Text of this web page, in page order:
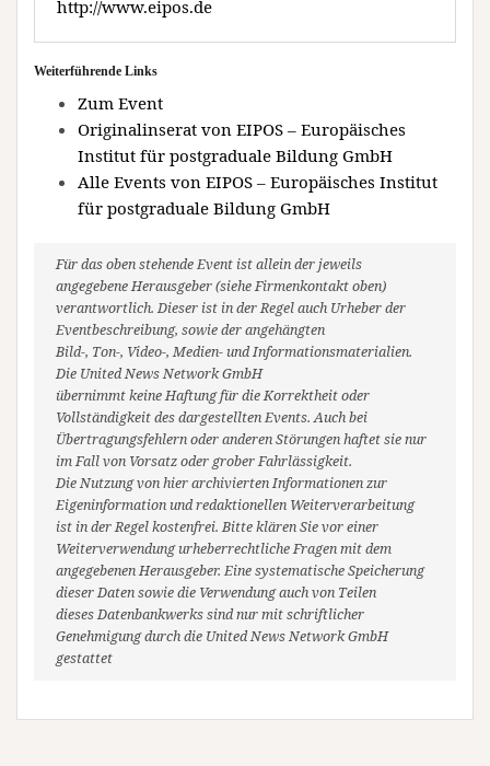
http://www.eipos.de
Weiterführende Links
Zum Event
Originalinserat von EIPOS – Europäisches
Institut für postgraduale Bildung GmbH
Alle Events von EIPOS – Europäisches Institut
für postgraduale Bildung GmbH
Für das oben stehende Event ist allein der jeweils
angegebene Herausgeber (siehe Firmenkontakt oben)
verantwortlich. Dieser ist in der Regel auch Urheber der
Eventbeschreibung, sowie der angehängten
Bild-, Ton-, Video-, Medien- und Informationsmaterialien.
Die United News Network GmbH
übernimmt keine Haftung für die Korrektheit oder
Vollständigkeit des dargestellten Events. Auch bei
Übertragungsfehlern oder anderen Störungen haftet sie nur
im Fall von Vorsatz oder grober Fahrlässigkeit.
Die Nutzung von hier archivierten Informationen zur
Eigeninformation und redaktionellen Weiterverarbeitung
ist in der Regel kostenfrei. Bitte klären Sie vor einer
Weiterverwendung urheberrechtliche Fragen mit dem
angegebenen Herausgeber. Eine systematische Speicherung
dieser Daten sowie die Verwendung auch von Teilen
dieses Datenbankwerks sind nur mit schriftlicher
Genehmigung durch die United News Network GmbH
gestattet